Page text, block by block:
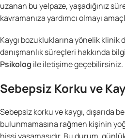
uzanan bu yelpaze, yaşadığınız
kavramanıza yardımcı olmayı
Kaygı bozukluklarına yönelik
danışmanlık süreçleri hakkında
Psikolog ile iletişime geçebilirsiniz.
Sebepsiz Korku ve
Sebepsiz korku ve kaygı, dışarıda
bulunmamasına rağmen kişinin